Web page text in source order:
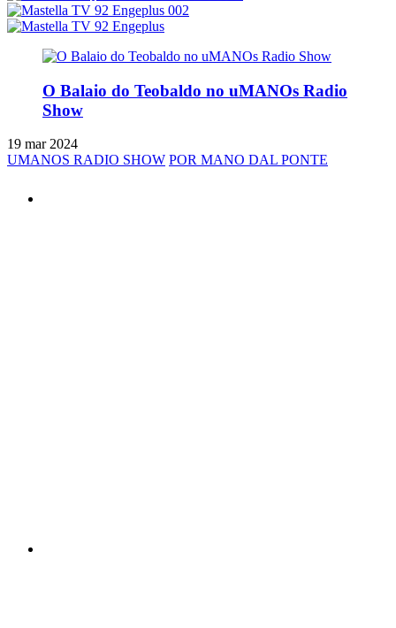
O Balaio do Teobaldo no uMANOs Radio
Show
19 mar 2024
UMANOS RADIO SHOW POR MANO DAL PONTE